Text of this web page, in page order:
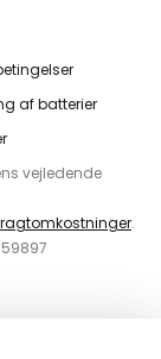
af batterier
vejledende
.